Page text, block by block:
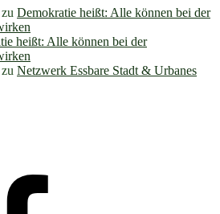
zu Demokratie heißt: Alle können bei der
heißt: Alle können bei der
zu Netzwerk Essbare Stadt & Urbanes